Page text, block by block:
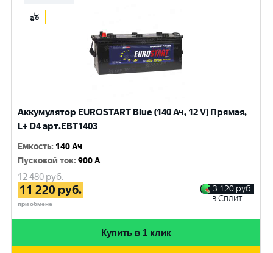
Аккумулятор EUROSTART Blue (140 Ач, 12 V) Прямая,
L+ D4 арт.EBT1403
Емкость: 140 Ач
Пусковой ток:900 A
12 480руб.
11 220 руб.
при обмене
3 120 руб.
в Сплит
Купить в 1 клик